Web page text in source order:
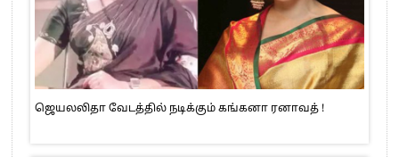
ஜெயலலிதா வேடத்தில் நடிக்கும் கங்கனா ரனாவத் !